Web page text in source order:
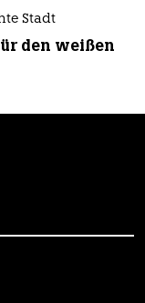
Stadt
den weißen